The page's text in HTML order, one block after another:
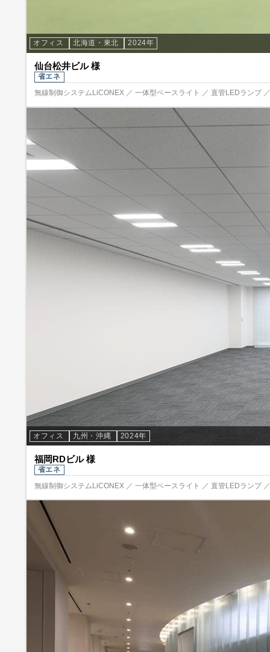
オフィス 北海道・東北 2024年
仙台松井ビル 様
省エネ
無線制御システムLiCONEX ／ 一体型ベースライト ／ 直管LEDランプ
オフィス 九州・沖縄 2024年
福岡RDビル 様
省エネ
無線制御システムLiCONEX ／ 一体型ベースライト ／ 直管LEDランプ